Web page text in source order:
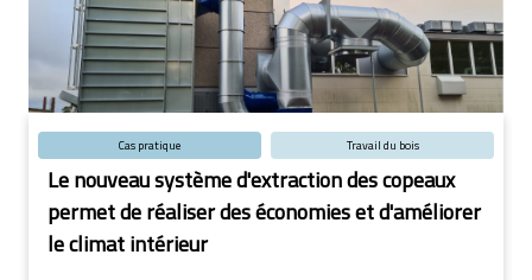
Cas pratique Travail du bois
Le nouveau système d'extraction des copeaux
permet de réaliser des économies et d'améliorer
le climat intérieur